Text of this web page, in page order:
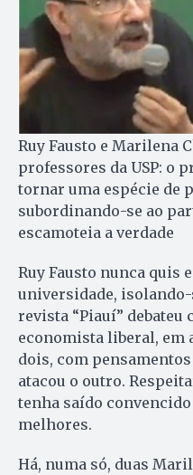
Ruy Fausto e Marilena
professores da USP: o
tornar uma espécie de
subordinando-se ao
escamoteia a verdade
Ruy Fausto nunca quis
universidade, isolando-
revista “Piauí” debateu
economista liberal, em
dois, com
atacou o outro.
tenha saído
melhores.
Há, numa só, duas